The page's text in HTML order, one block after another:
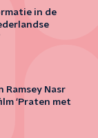
in de
Ramsey Nasr
‘Praten met